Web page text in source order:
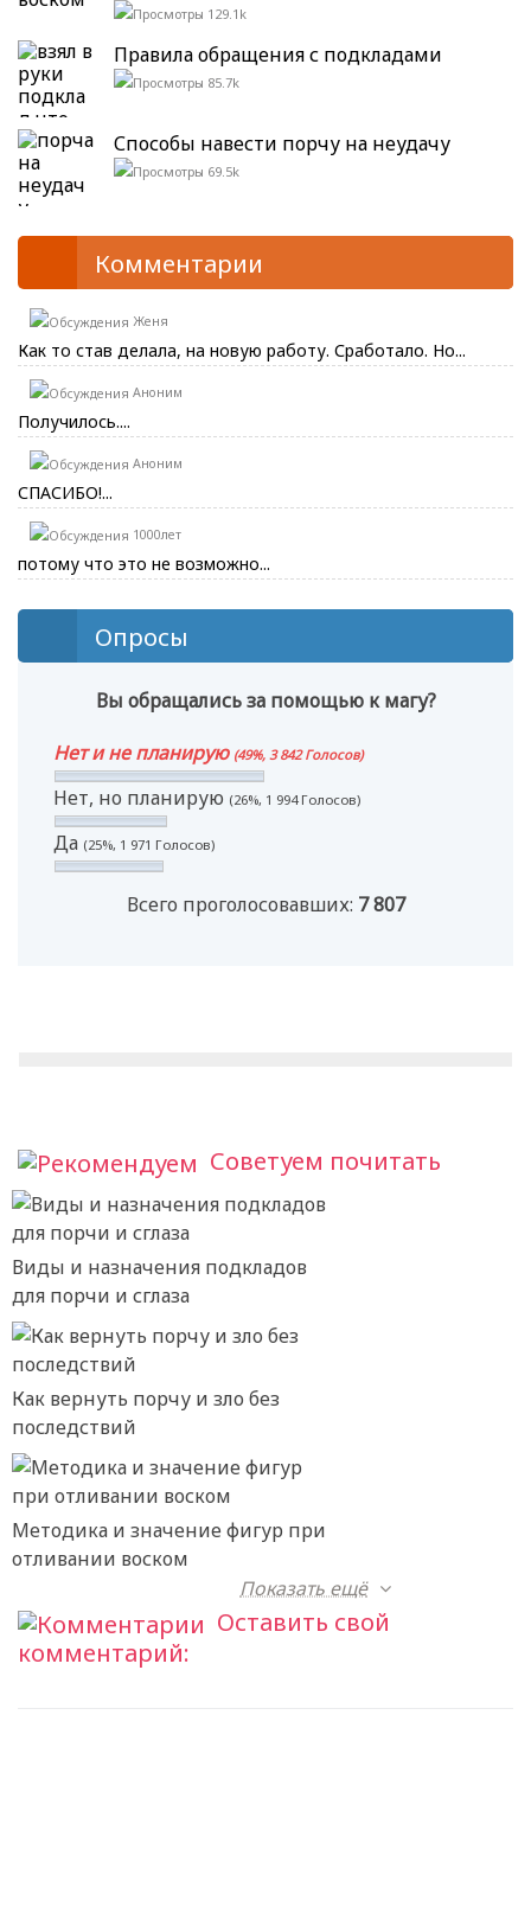
129.1k
Правила обращения с подкладами
85.7k
Способы навести порчу на неудачу
69.5k
Комментарии
Женя
Как то став делала, на новую работу. Сработало. Но...
Аноним
Получилось....
Аноним
СПАСИБО!...
1000лет
потому что это не возможно...
Опросы
Вы обращались за помощью к магу?
Нет и не планирую (49%, 3 842 Голосов)
Нет, но планирую (26%, 1 994 Голосов)
Да (25%, 1 971 Голосов)
Всего проголосовавших: 7 807
Советуем почитать
Виды и назначения подкладов
для порчи и сглаза
Как вернуть порчу и зло без
последствий
Методика и значение фигур при
отливании воском
Показать ещё
Оставить свой
комментарий: